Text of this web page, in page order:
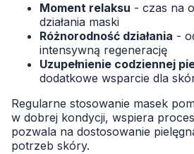
Moment relaksu - czas na
działania maski
Różnorodność działania -
intensywną regenerację
Uzupełnienie codziennej
dodatkowe wsparcie dla
Regularne stosowanie masek
w dobrej kondycji, wspiera
pozwala na dostosowanie
potrzeb skóry.